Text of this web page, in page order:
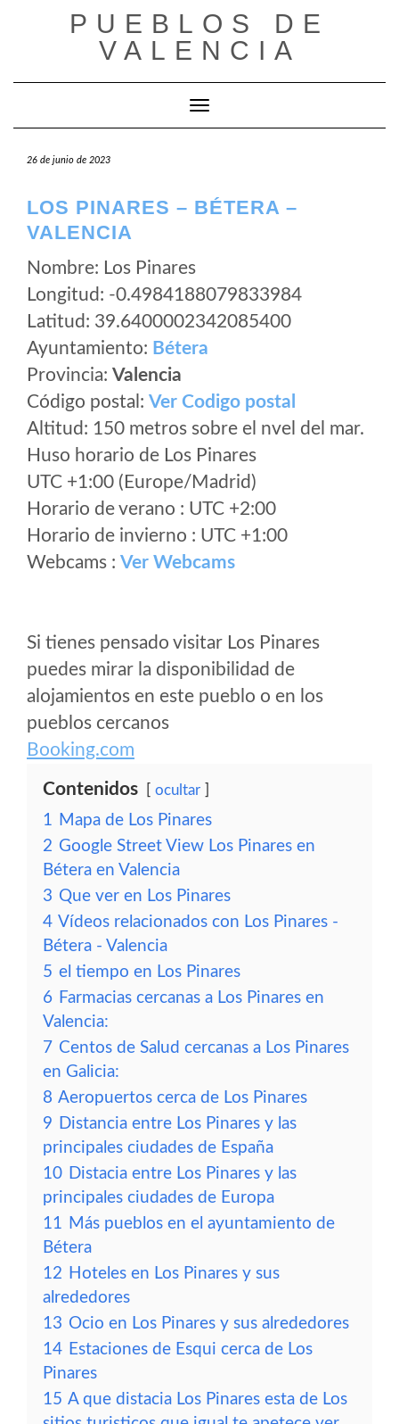
PUEBLOS DE
VALENCIA
Cambiar modo de navegación
26 de junio de 2023
LOS PINARES – BÉTERA –
VALENCIA
Nombre: Los Pinares
Longitud: -0.4984188079833984
Latitud: 39.6400002342085400
Ayuntamiento: Bétera
Provincia: Valencia
Código postal: Ver Codigo postal
Altitud: 150 metros sobre el nvel del mar.
Huso horario de Los Pinares
UTC +1:00 (Europe/Madrid)
Horario de verano : UTC +2:00
Horario de invierno : UTC +1:00
Webcams : Ver Webcams
Si tienes pensado visitar Los Pinares
puedes mirar la disponibilidad de
alojamientos en este pueblo o en los
pueblos cercanos
Booking.com
Contenidos ocultar
1 Mapa de Los Pinares
2 Google Street View Los Pinares en
Bétera en Valencia
3 Que ver en Los Pinares
4 Vídeos relacionados con Los Pinares -
Bétera - Valencia
5 el tiempo en Los Pinares
6 Farmacias cercanas a Los Pinares en
Valencia:
7 Centos de Salud cercanas a Los Pinares
en Galicia:
8 Aeropuertos cerca de Los Pinares
9 Distancia entre Los Pinares y las
principales ciudades de España
10 Distacia entre Los Pinares y las
principales ciudades de Europa
11 Más pueblos en el ayuntamiento de
Bétera
12 Hoteles en Los Pinares y sus
alrededores
13 Ocio en Los Pinares y sus alrededores
14 Estaciones de Esqui cerca de Los
Pinares
15 A que distacia Los Pinares esta de Los